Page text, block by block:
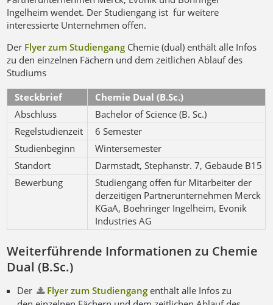
Ingelheim wendet. Der Studiengang ist für weitere
interessierte Unternehmen offen.
Der Flyer zum Studiengang Chemie (dual) enthält alle Infos
zu den einzelnen Fächern und dem zeitlichen Ablauf des
Studiums
Steckbrief
Chemie Dual (B.Sc.)
Abschluss
Bachelor of Science (B. Sc.)
Regelstudienzeit
6 Semester
Studienbeginn
Wintersemester
Standort
Darmstadt, Stephanstr. 7, Gebäude B15
Bewerbung
Studiengang offen für Mitarbeiter der
derzeitigen Partnerunternehmen Merck
KGaA, Boehringer Ingelheim, Evonik
Industries AG
Weiterführende Informationen zu Chemie
Dual (B.Sc.)
Der Flyer zum Studiengang enthält alle Infos zu